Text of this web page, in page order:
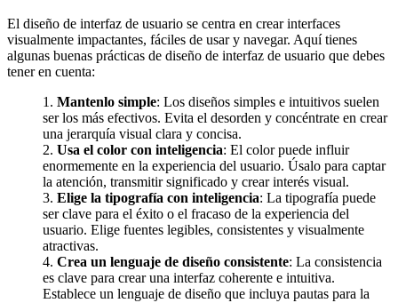
El diseño de interfaz de usuario se centra en crear interfaces
visualmente impactantes, fáciles de usar y navegar. Aquí tienes
algunas buenas prácticas de diseño de interfaz de usuario que debes
tener en cuenta:
1. Mantenlo simple: Los diseños simples e intuitivos suelen
ser los más efectivos. Evita el desorden y concéntrate en crear
una jerarquía visual clara y concisa.
2. Usa el color con inteligencia: El color puede influir
enormemente en la experiencia del usuario. Úsalo para captar
la atención, transmitir significado y crear interés visual.
3. Elige la tipografía con inteligencia: La tipografía puede
ser clave para el éxito o el fracaso de la experiencia del
usuario. Elige fuentes legibles, consistentes y visualmente
atractivas.
4. Crea un lenguaje de diseño consistente: La consistencia
es clave para crear una interfaz coherente e intuitiva.
Establece un lenguaje de diseño que incluya pautas para la